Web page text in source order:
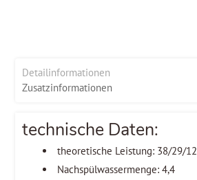
Detailinformationen
Zusatzinformationen
technische Daten:
theoretische Leistung: 38/29/12
Nachspülwassermenge: 4,4